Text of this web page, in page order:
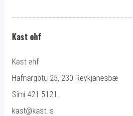
Kast ehf
Kast ehf
Hafnargötu 25, 230 Reykjanesbæ
Sími 421 5121.
kast@kast.is